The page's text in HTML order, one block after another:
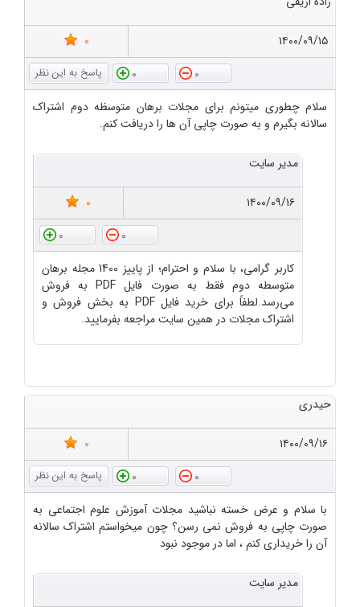
۱۴۰۰/۰۹/۱۵
0
0
0
سلام چطوری میتونم برای مجلات برهان متوسظه دوم اشتراک
سالانه بگیرم و به صورت چاپی آن ها را دریافت کنم.
مدیر سایت
۱۴۰۰/۰۹/۱۶
0
0
0
کاربر گرامی، با سلام و احترام؛ از پاییز 1400 مجله برهان
متوسطه دوم فقط به صورت فایل PDF به فروش
می‌رسد.لطفاً برای خرید فایل PDF به بخش فروش و
اشتراک مجلات در همین سایت مراجعه بفرمایید.
حیدری
۱۴۰۰/۰۹/۱۶
0
0
0
با سلام و عرض خسته نباشید مجلات آموزش علوم اجتماعی به
صورت چاپی به فروش نمی رسن؟ چون میخواستم اشتراک سالانه
آن را خریداری کنم ، اما در موجود نبود
مدیر سایت